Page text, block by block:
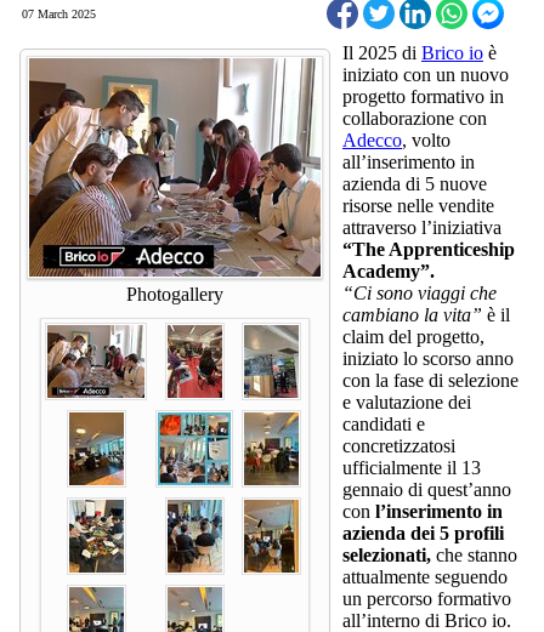
07 March 2025
Photogallery
Il 2025 di Brico io è
iniziato con un nuovo
progetto formativo in
collaborazione con
Adecco, volto
all’inserimento in
azienda di 5 nuove
risorse nelle vendite
attraverso l’iniziativa
“The Apprenticeship
Academy”.
“Ci sono viaggi che
cambiano la vita” è il
claim del progetto,
iniziato lo scorso anno
con la fase di selezione
e valutazione dei
candidati e
concretizzatosi
ufficialmente il 13
gennaio di quest’anno
con l’inserimento in
azienda dei 5 profili
selezionati, che stanno
attualmente seguendo
un percorso formativo
all’interno di Brico io.